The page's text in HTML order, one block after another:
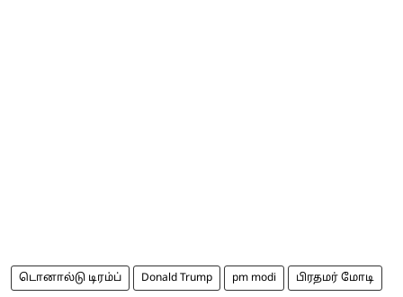
டொனால்டு டிரம்ப் Donald Trump pm modi பிரதமர் மோடி